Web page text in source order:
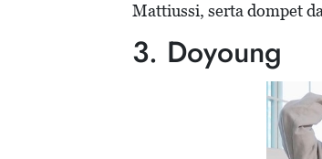
Mattiussi, serta dompet
3. Doyoung